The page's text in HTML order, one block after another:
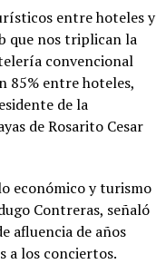
entre hoteles y
que nos triplican la
convencional
85% entre hoteles,
de la
de Rosarito Cesar
económico y turismo
Contreras, señaló
afluencia de años
a los conciertos.